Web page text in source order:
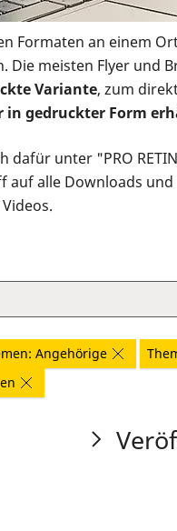
Formaten an einem
Die meisten Flyer und
Variante, zum
in gedruckter Form
dafür unter "PRO
alle Downloads
Angehörige